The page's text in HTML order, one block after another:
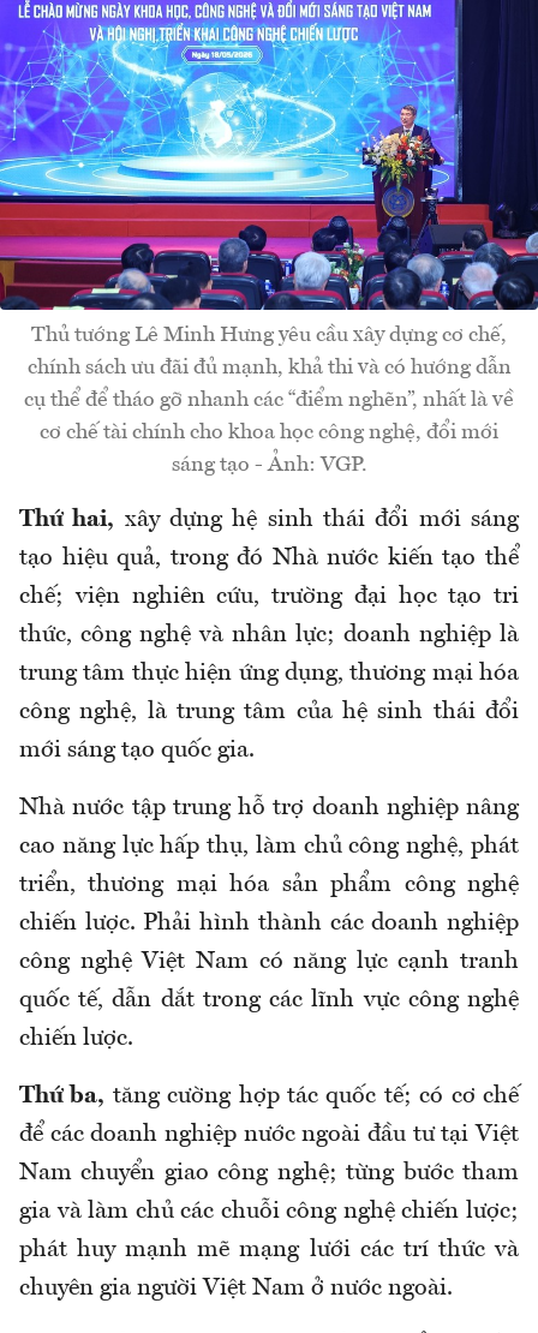
Thủ tướng Lê Minh Hưng yêu cầu xây dựng cơ chế,
chính sách ưu đãi đủ mạnh, khả thi và có hướng dẫn
cụ thể để tháo gỡ nhanh các “điểm nghẽn”, nhất là về
cơ chế tài chính cho khoa học công nghệ, đổi mới
sáng tạo - Ảnh: VGP.
Thứ hai, xây dựng hệ sinh thái đổi mới sáng
tạo hiệu quả, trong đó Nhà nước kiến tạo thể
chế; viện nghiên cứu, trường đại học tạo tri
thức, công nghệ và nhân lực; doanh nghiệp là
trung tâm thực hiện ứng dụng, thương mại hóa
công nghệ, là trung tâm của hệ sinh thái đổi
mới sáng tạo quốc gia.
Nhà nước tập trung hỗ trợ doanh nghiệp nâng
cao năng lực hấp thụ, làm chủ công nghệ, phát
triển, thương mại hóa sản phẩm công nghệ
chiến lược. Phải hình thành các doanh nghiệp
công nghệ Việt Nam có năng lực cạnh tranh
quốc tế, dẫn dắt trong các lĩnh vực công nghệ
chiến lược.
Thứ ba, tăng cường hợp tác quốc tế; có cơ chế
để các doanh nghiệp nước ngoài đầu tư tại Việt
Nam chuyển giao công nghệ; từng bước tham
gia và làm chủ các chuỗi công nghệ chiến lược;
phát huy mạnh mẽ mạng lưới các trí thức và
chuyên gia người Việt Nam ở nước ngoài.